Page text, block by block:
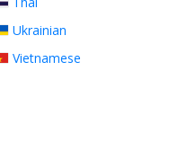
Ukrainian
Vietnamese